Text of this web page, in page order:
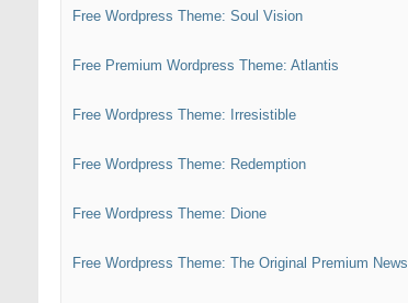
Free Wordpress Theme: Soul Vision
Free Premium Wordpress Theme: Atlantis
Free Wordpress Theme: Irresistible
Free Wordpress Theme: Redemption
Free Wordpress Theme: Dione
Free Wordpress Theme: The Original Premium News